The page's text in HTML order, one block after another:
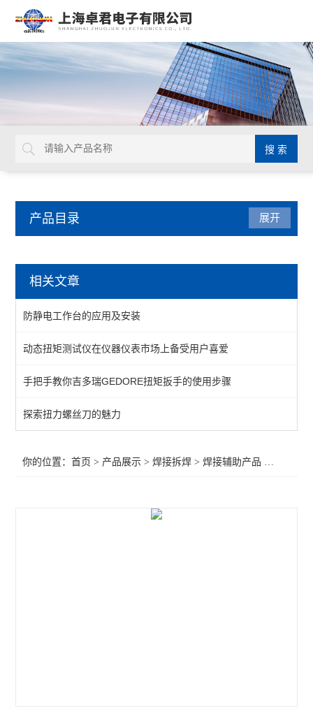
产品目录
吸锡线
QUICK吸烟仪
恒温热风机
返修产品
电焊台
展开
相关文章
防静电工作台的应用及安装
动态扭矩测试仪在仪器仪表市场上备受用户喜爱
手把手教你吉多瑞GEDORE扭矩扳手的使用步骤
探索扭力螺丝刀的魅力
你的位置：首页 > 产品展示 >焊接拆焊 >焊接辅助产品